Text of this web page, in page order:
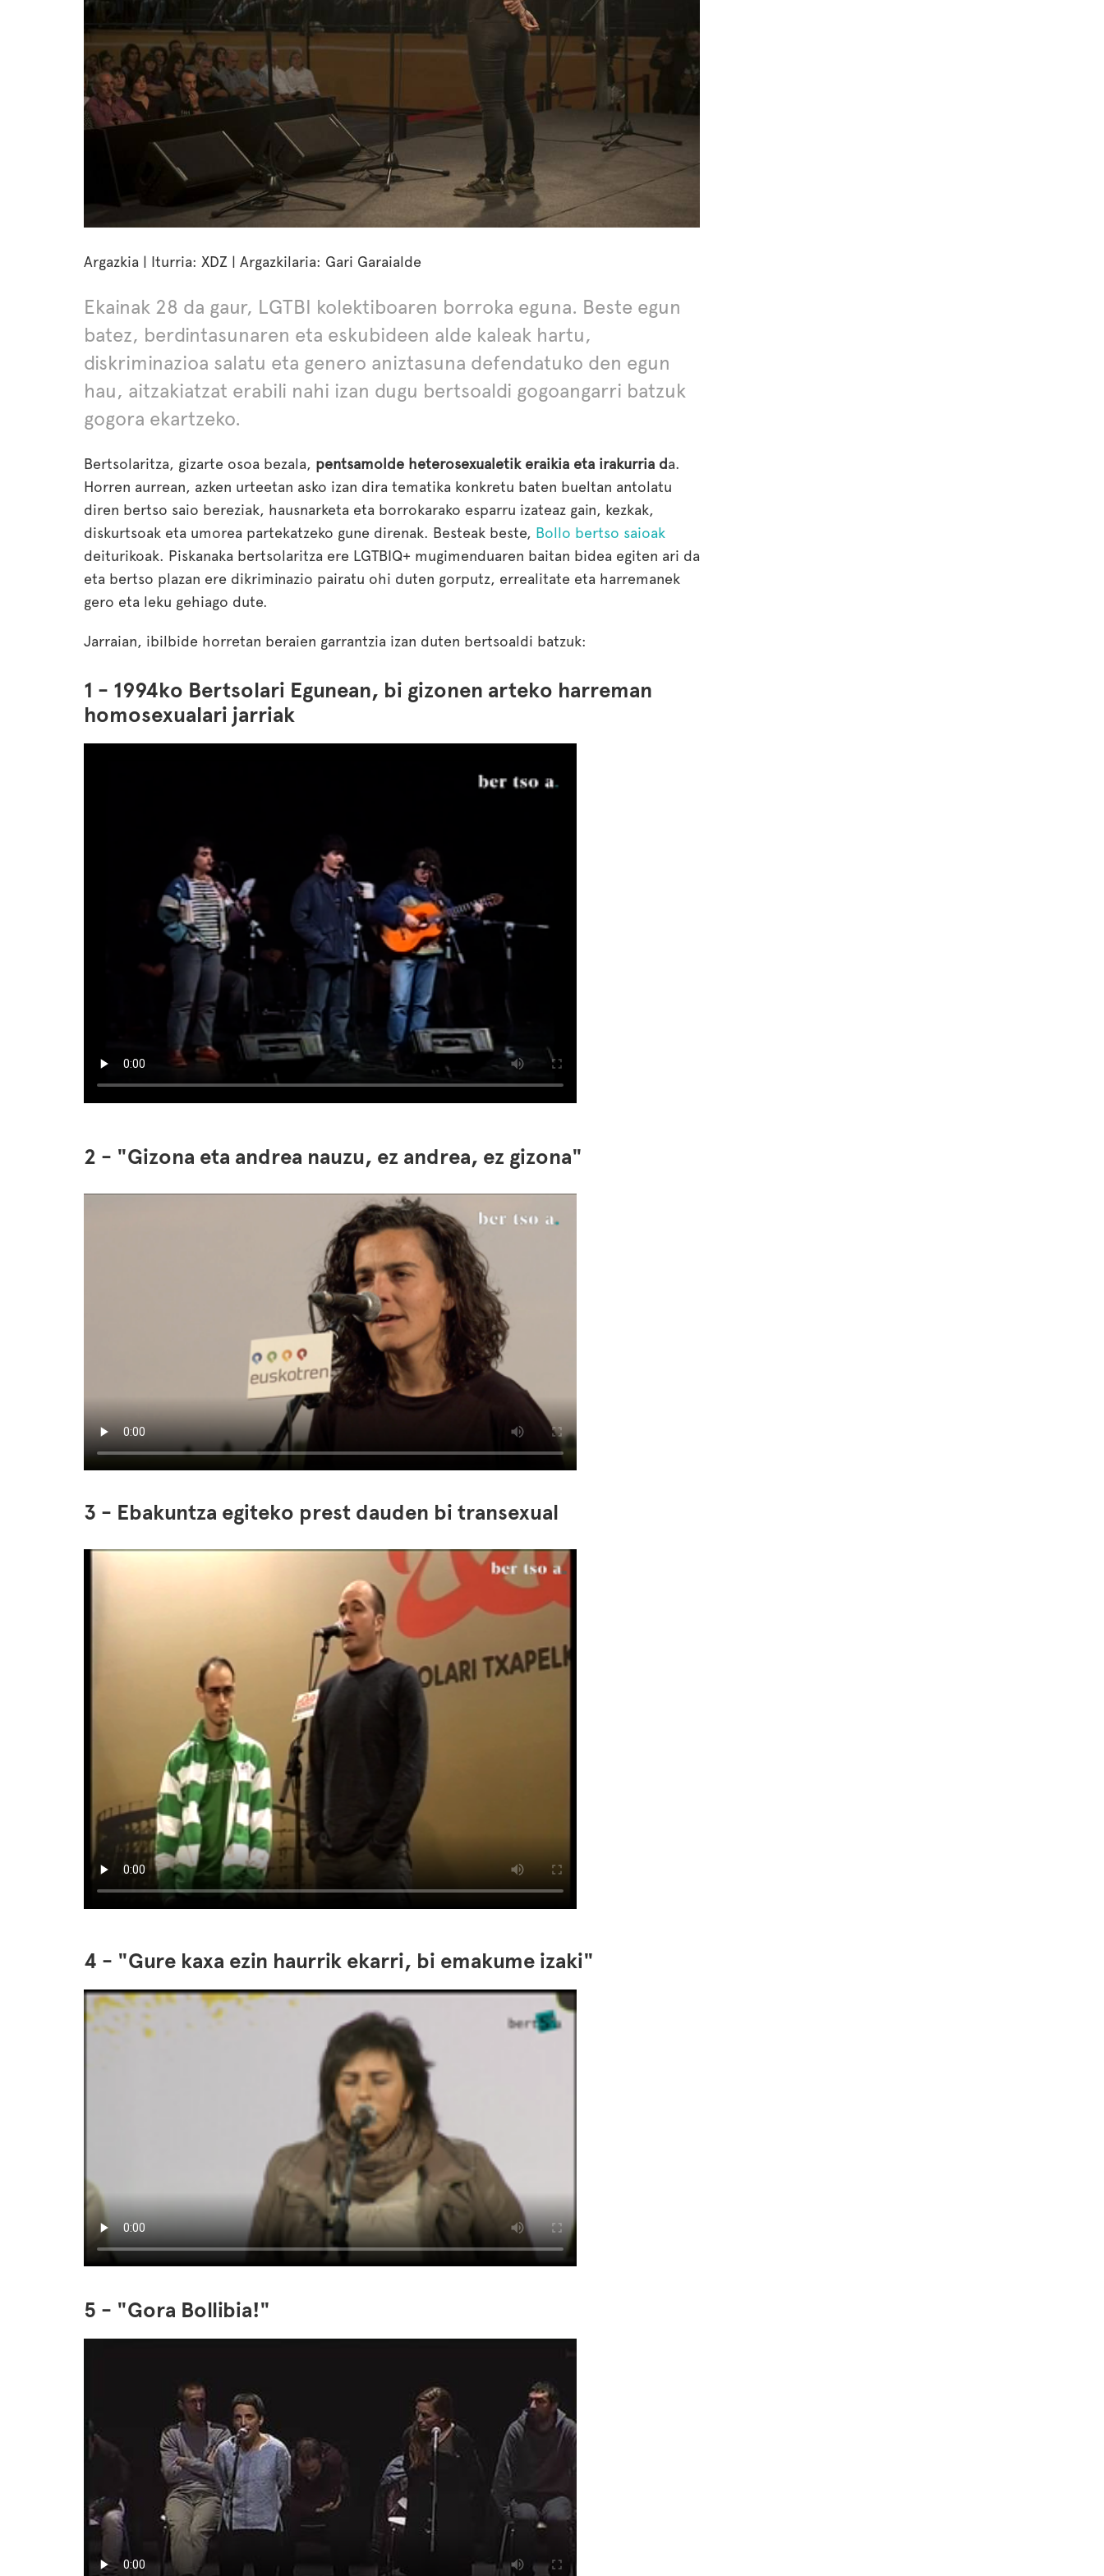
Argazkia | Iturria: XDZ | Argazkilaria: Gari Garaialde
Ekainak 28 da gaur, LGTBI kolektiboaren borroka eguna. Beste egun
batez, berdintasunaren eta eskubideen alde kaleak hartu,
diskriminazioa salatu eta genero aniztasuna defendatuko den egun
hau, aitzakiatzat erabili nahi izan dugu bertsoaldi gogoangarri batzuk
gogora ekartzeko.
Bertsolaritza, gizarte osoa bezala, pentsamolde heterosexualetik eraikia eta irakurria da.
Horren aurrean, azken urteetan asko izan dira tematika konkretu baten bueltan antolatu
diren bertso saio bereziak, hausnarketa eta borrokarako esparru izateaz gain, kezkak,
diskurtsoak eta umorea partekatzeko gune direnak. Besteak beste, Bollo bertso saioak
deiturikoak. Piskanaka bertsolaritza ere LGTBIQ+ mugimenduaren baitan bidea egiten ari da
eta bertso plazan ere dikriminazio pairatu ohi duten gorputz, errealitate eta harremanek
gero eta leku gehiago dute.
Jarraian, ibilbide horretan beraien garrantzia izan duten bertsoaldi batzuk:
1 - 1994ko Bertsolari Egunean, bi gizonen arteko harreman
homosexualari jarriak
2 - "Gizona eta andrea nauzu, ez andrea, ez gizona"
3 - Ebakuntza egiteko prest dauden bi transexual
4 - "Gure kaxa ezin haurrik ekarri, bi emakume izaki"
5 - "Gora Bollibia!"